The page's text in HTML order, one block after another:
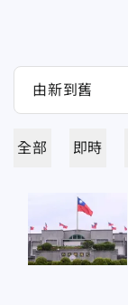
全部 即時